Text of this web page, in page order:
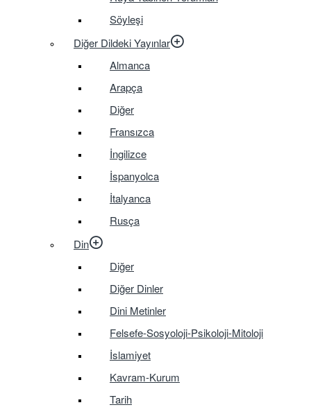
Söyleşi
Diğer Dildeki Yayınlar
Almanca
Arapça
Diğer
Fransızca
İngilizce
İspanyolca
İtalyanca
Rusça
Din
Diğer
Diğer Dinler
Dini Metinler
Felsefe-Sosyoloji-Psikoloji-Mitoloji
İslamiyet
Kavram-Kurum
Tarih